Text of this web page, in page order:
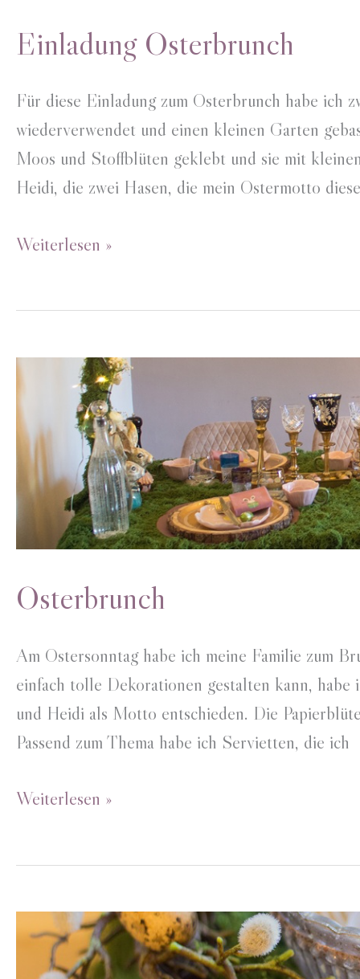
Einladung Osterbrunch
Für diese Einladung zum Osterbrunch habe ich
wiederverwendet und einen kleinen Garten
Moos und Stoffblüten geklebt und sie mit
Heidi, die zwei Hasen, die mein Ostermotto
Einladung
Weiterlesen »
Osterbrunch
Am Ostersonntag habe ich meine Familie zum
einfach tolle Dekorationen gestalten kann,
und Heidi als Motto entschieden. Die
Passend zum Thema habe ich Servietten, die ich
Osterbrunch
Weiterlesen »